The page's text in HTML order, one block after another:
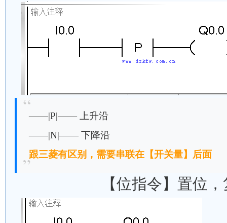
——|P|—— 上升沿
——|N|—— 下降沿
跟三菱有区别，需要串联在【开关量】后面
【位指令】置位